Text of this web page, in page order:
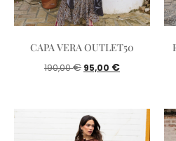
CAPA VERA OUTLET50
190,00€ 95,00 €